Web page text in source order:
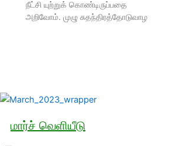
நீட்சி யுற்றுக் கொண்டிருப்பதை
அறிவோம். முழு சுதந்திரத்தோடுவாழ
மார்ச் வெளியீடு